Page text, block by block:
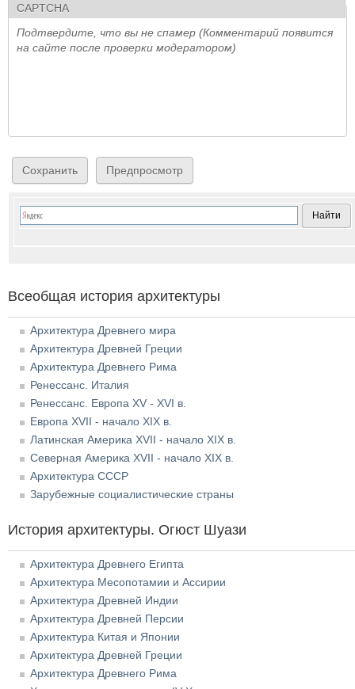
CAPTCHA
Подтвердите, что вы не спамер (Комментарий появится
на сайте после проверки модератором)
Всеобщая история архитектуры
Архитектура Древнего мира
Архитектура Древней Греции
Архитектура Древнего Рима
Ренессанс. Италия
Ренессанс. Европа XV - XVI в.
Европа XVII - начало XIX в.
Латинская Америка XVII - начало XIX в.
Северная Америка XVII - начало XIX в.
Архитектура СССР
Зарубежные социалистические страны
История архитектуры. Огюст Шуази
Архитектура Древнего Египта
Архитектура Месопотамии и Ассирии
Архитектура Древней Индии
Архитектура Древней Персии
Архитектура Китая и Японии
Архитектура Древней Греции
Архитектура Древнего Рима